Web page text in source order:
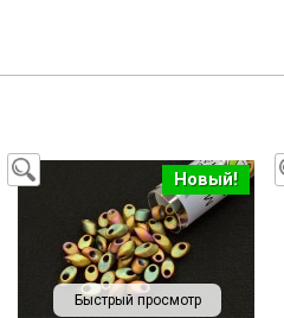
Быстрый просмотр
Новый!